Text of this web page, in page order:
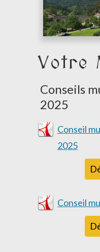
Votre
Conseils
2025
Conseil
2025
Conseil